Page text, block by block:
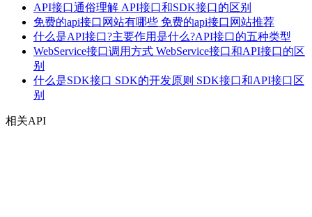
API接口通俗理解 API接口和SDK接口的区别
免费的api接口网站有哪些 免费的api接口网站推荐
什么是API接口?主要作用是什么?API接口的五种类型
WebService接口调用方式 WebService接口和API接口的区
别
什么是SDK接口 SDK的开发原则 SDK接口和API接口区
别
相关API